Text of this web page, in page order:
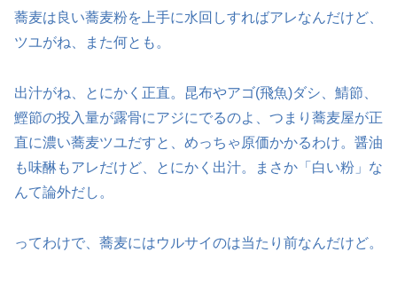
蕎麦は良い蕎麦粉を上手に水回しすればアレなんだけど、
ツユがね、また何とも。
出汁がね、とにかく正直。昆布やアゴ(飛魚)ダシ、鯖節、
鰹節の投入量が露骨にアジにでるのよ、つまり蕎麦屋が正
直に濃い蕎麦ツユだすと、めっちゃ原価かかるわけ。醤油
も味醂もアレだけど、とにかく出汁。まさか「白い粉」な
んて論外だし。
ってわけで、蕎麦にはウルサイのは当たり前なんだけど。